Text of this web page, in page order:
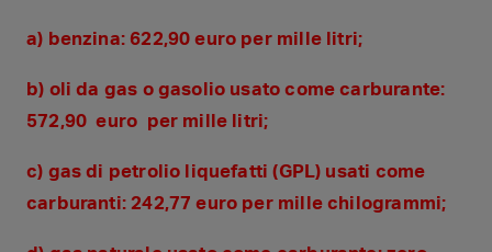
a) benzina: 622,90 euro per mille litri;
b) oli da gas o gasolio usato come carburante:
572,90 euro per mille litri;
c) gas di petrolio liquefatti (GPL) usati come
carburanti: 242,77 euro per mille chilogrammi;